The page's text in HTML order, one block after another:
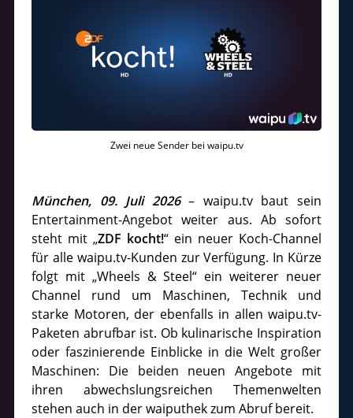
Zwei neue Sender bei waipu.tv
München, 09. Juli 2026– waipu.tv baut sein
Entertainment-Angebot weiter aus. Ab sofort
steht mit „ZDF kocht!“ ein neuer Koch-Channel
für alle waipu.tv-Kunden zur Verfügung. In Kürze
folgt mit „Wheels & Steel“ ein weiterer neuer
Channel rund um Maschinen, Technik und
starke Motoren, der ebenfalls in allen waipu.tv-
Paketen abrufbar ist. Ob kulinarische Inspiration
oder faszinierende Einblicke in die Welt großer
Maschinen: Die beiden neuen Angebote mit
ihren abwechslungsreichen Themenwelten
stehen auch in der waiputhek zum Abruf bereit.